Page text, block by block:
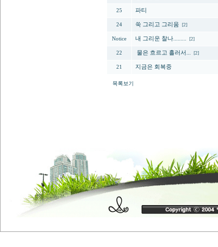
25 파티
24 쑥 그리고 그리움 [2]
Notice 내 그리운 찰나......... [2]
22 물은 흐르고 흘러서... [2]
21 지금은 회복중
목록보기